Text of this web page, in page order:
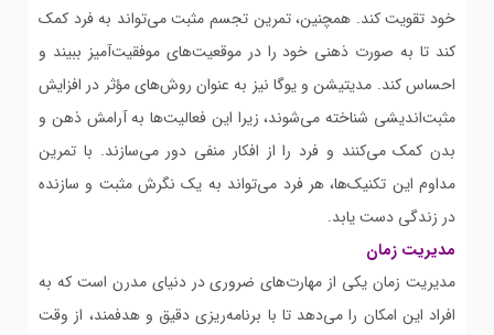
خود تقویت کند. همچنین، تمرین تجسم مثبت می‌تواند به فرد کمک
کند تا به صورت ذهنی خود را در موقعیت‌های موفقیت‌آمیز ببیند و
احساس کند. مدیتیشن و یوگا نیز به عنوان روش‌های مؤثر در افزایش
مثبت‌اندیشی شناخته می‌شوند، زیرا این فعالیت‌ها به آرامش ذهن و
بدن کمک می‌کنند و فرد را از افکار منفی دور می‌سازند. با تمرین
مداوم این تکنیک‌ها، هر فرد می‌تواند به یک نگرش مثبت و سازنده
در زندگی دست یابد.
مدیریت زمان
مدیریت زمان یکی از مهارت‌های ضروری در دنیای مدرن است که به
افراد این امکان را می‌دهد تا با برنامه‌ریزی دقیق و هدفمند، از وقت